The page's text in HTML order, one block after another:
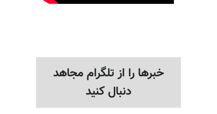
خبرها را از تلگرام مجاهد
دنبال کنید